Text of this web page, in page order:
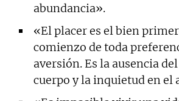
abundancia».
«El placer es el bien
comienzo de toda
aversión. Es la ausencia
cuerpo y la inquietud en el